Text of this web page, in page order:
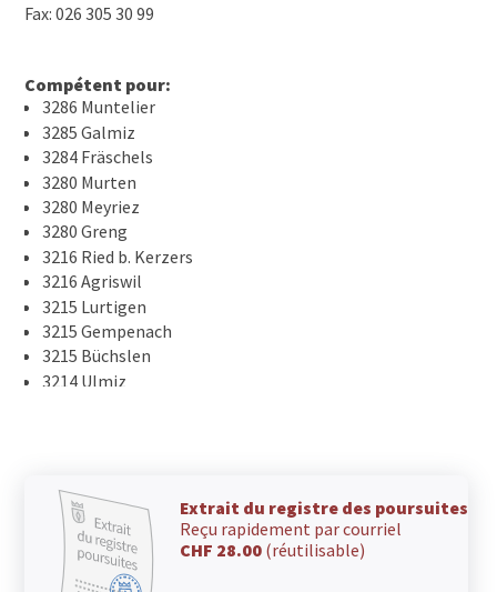
Fax: 026 305 30 99
Compétent pour:
3286 Muntelier
3285 Galmiz
3284 Fräschels
3280 Murten
3280 Meyriez
3280 Greng
3216 Ried b. Kerzers
3216 Agriswil
3215 Lurtigen
3215 Gempenach
3215 Büchslen
3214 Ulmiz
3210 Kerzers
3207 Wileroltigen
3207 Golaten
3206 Wallenbuch
Extrait du registre des poursuites
Reçu rapidement par courriel
CHF 28.00 (réutilisable)